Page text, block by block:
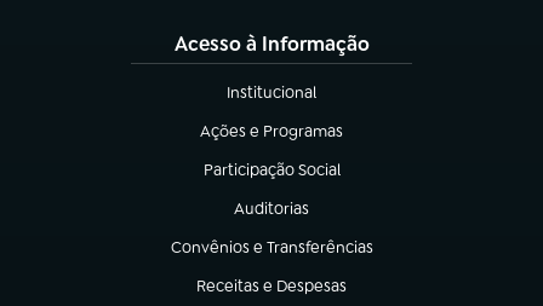
Acesso à Informação
Institucional
(abre em nova aba)
Ações e Programas
(abre em nova aba)
Participação Social
(abre em nova aba)
Auditorias
(abre em nova aba)
Convênios e Transferências
(abre em nova aba)
Receitas e Despesas
(abre em nova aba)